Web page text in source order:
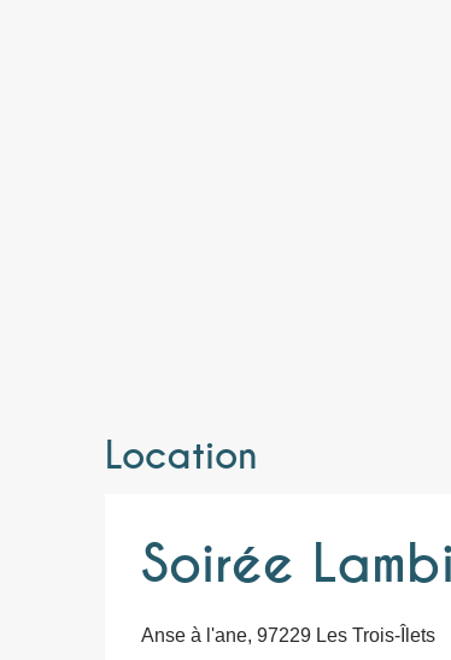
Location
Soirée
Anse à l'ane, 97229 Les Trois-Îlets